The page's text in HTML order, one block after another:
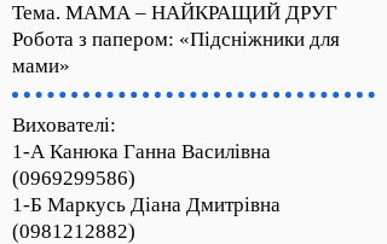
Тема. МАМА – НАЙКРАЩИЙ ДРУГ
Робота з папером: «Підсніжники для
мами»
Вихователі:
1-А Канюка Ганна Василівна
(0969299586)
1-Б Маркусь Діана Дмитрівна
(0981212882)